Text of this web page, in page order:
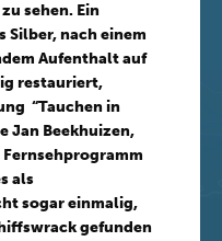
sehen. Ein
Silber, nach einem
Aufenthalt auf
restauriert,
“Tauchen in
Jan Beekhuizen,
als
sogar einmalig,
gefunden